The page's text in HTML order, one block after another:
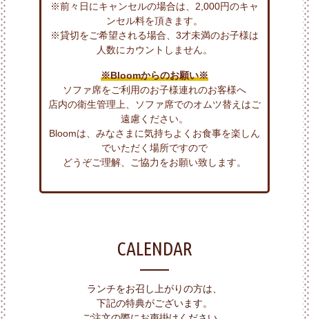
※前々日にキャンセルの場合は、2,000円のキャ
ンセル料を頂きます。
※貸切をご希望される場合、3才未満のお子様は
人数にカウントしません。
※Bloomからのお願い※
ソファ席をご利用のお子様連れのお客様へ
店内の衛生管理上、ソファ席でのオムツ替えはご
遠慮ください。
Bloomは、みなさまに気持ちよくお食事を楽しん
でいただく場所ですので
どうぞご理解、ご協力をお願い致します。
CALENDAR
ランチをお召し上がりの方は、
下記の特典がございます。